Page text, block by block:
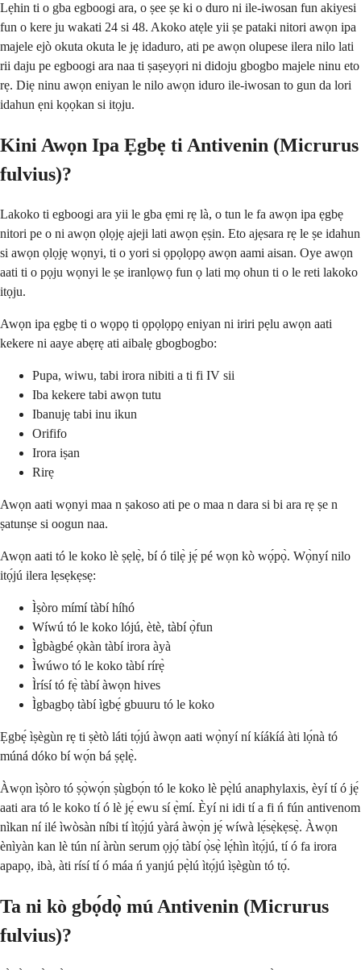
Lẹhin ti o gba egboogi ara, o ṣee ṣe ki o duro ni ile-iwosan fun akiyesi
fun o kere ju wakati 24 si 48. Akoko atẹle yii ṣe pataki nitori awọn ipa
majele ejò okuta okuta le jẹ idaduro, ati pe awọn olupese ilera nilo lati
rii daju pe egboogi ara naa ti ṣaṣeyọri ni didoju gbogbo majele ninu eto
rẹ. Diẹ ninu awọn eniyan le nilo awọn iduro ile-iwosan to gun da lori
idahun ẹni kọọkan si itọju.
Kini Awọn Ipa Ẹgbẹ ti Antivenin (Micrurus
fulvius)?
Lakoko ti egboogi ara yii le gba ẹmi rẹ là, o tun le fa awọn ipa ẹgbẹ
nitori pe o ni awọn ọlọjẹ ajeji lati awọn ẹṣin. Eto ajẹsara rẹ le ṣe idahun
si awọn ọlọjẹ wọnyi, ti o yori si ọpọlọpọ awọn aami aisan. Oye awọn
aati ti o pọju wọnyi le ṣe iranlọwọ fun ọ lati mọ ohun ti o le reti lakoko
itọju.
Awọn ipa ẹgbẹ ti o wọpọ ti ọpọlọpọ eniyan ni iriri pẹlu awọn aati
kekere ni aaye abẹrẹ ati aibalẹ gbogbogbo:
Pupa, wiwu, tabi irora nibiti a ti fi IV sii
Iba kekere tabi awọn tutu
Ibanujẹ tabi inu ikun
Orififo
Irora iṣan
Rirẹ
Awọn aati wọnyi maa n ṣakoso ati pe o maa n dara si bi ara rẹ ṣe n
ṣatunṣe si oogun naa.
Awọn aati tó le koko lè ṣẹlẹ̀, bí ó tilẹ̀ jẹ́ pé wọn kò wọ́pọ̀. Wọ̀nyí nilo
itọ́jú ilera lẹsẹkẹsẹ:
Ìṣòro mímí tàbí híhó
Wíwú tó le koko lójú, ètè, tàbí ọ̀fun
Ìgbàgbé ọkàn tàbí irora àyà
Ìwúwo tó le koko tàbí rírẹ̀
Ìrísí tó fẹ̀ tàbí àwọn hives
Ìgbagbọ tàbí ìgbẹ́ gbuuru tó le koko
Ẹgbẹ́ ìṣègùn rẹ ti ṣètò láti tọ́jú àwọn aati wọ̀nyí ní kíákíá àti lọ́nà tó
múná dóko bí wọ́n bá ṣẹlẹ̀.
Àwọn ìṣòro tó ṣọ̀wọ́n ṣùgbọ́n tó le koko lè pẹ̀lú anaphylaxis, èyí tí ó jẹ́
aati ara tó le koko tí ó lè jẹ́ ewu sí ẹ̀mí. Èyí ni idi tí a fi ń fún antivenom
nìkan ní ilé ìwòsàn níbi tí ìtọ́jú yàrá àwọ̀n jẹ́ wíwà lẹ́sẹ̀kẹsẹ̀. Àwọn
ènìyàn kan lè tún ní àrùn serum ọjọ́ tàbí ọ̀sẹ̀ lẹ́hìn ìtọ́jú, tí ó fa irora
apapọ, ibà, àti rísí tí ó máa ń yanjú pẹ̀lú ìtọ́jú ìṣègùn tó tọ́.
Ta ni kò gbọ́dọ̀ mú Antivenin (Micrurus
fulvius)?